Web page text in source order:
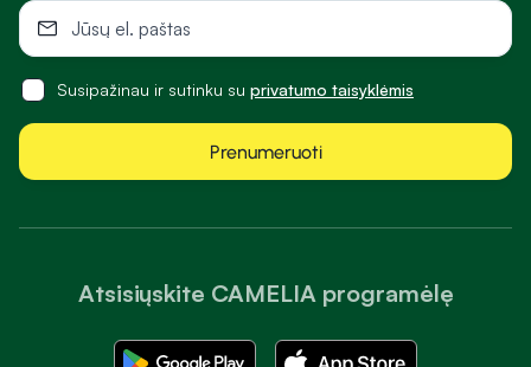
Atsisiųskite CAMELIA programėlę
Susipažinau ir sutinku su privatumo taisyklėmis
Prenumeruoti